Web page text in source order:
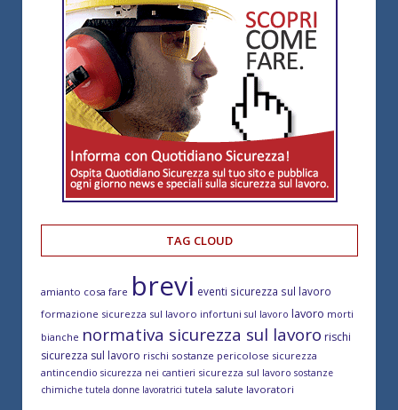
TAG CLOUD
amianto cosa fare brevi eventi sicurezza sul lavoro
formazione sicurezza sul lavoro infortuni sul lavoro lavoro morti
bianche normativa sicurezza sul lavoro rischi
sicurezza sul lavoro rischi sostanze pericolose sicurezza
antincendio sicurezza nei cantieri sicurezza sul lavoro sostanze
chimiche tutela donne lavoratrici tutela salute lavoratori